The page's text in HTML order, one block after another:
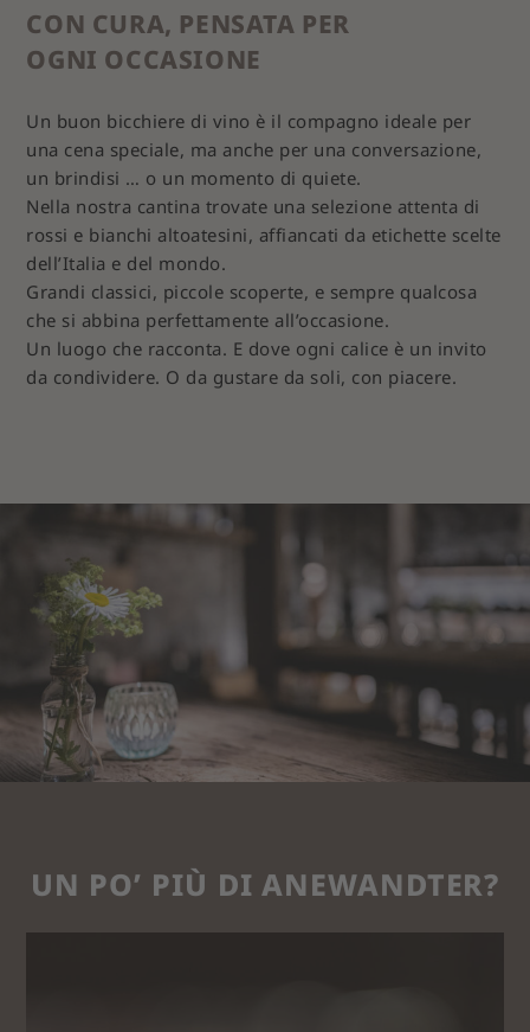
CON CURA, PENSATA PER
OGNI OCCASIONE
Un buon bicchiere di vino è il compagno ideale per
una cena speciale, ma anche per una conversazione,
un brindisi … o un momento di quiete.
Nella nostra cantina trovate una selezione attenta di
rossi e bianchi altoatesini, affiancati da etichette scelte
dell’Italia e del mondo.
Grandi classici, piccole scoperte, e sempre qualcosa
che si abbina perfettamente all’occasione.
Un luogo che racconta. E dove ogni calice è un invito
da condividere. O da gustare da soli, con piacere.
UN PO’ PIÙ DI ANEWANDTER?